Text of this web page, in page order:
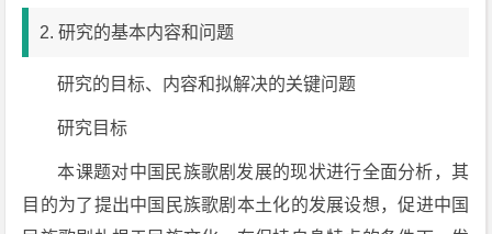
2. 研究的基本内容和问题
研究的目标、内容和拟解决的关键问题
研究目标
本课题对中国民族歌剧发展的现状进行全面分析，其
目的为了提出中国民族歌剧本土化的发展设想，促进中国